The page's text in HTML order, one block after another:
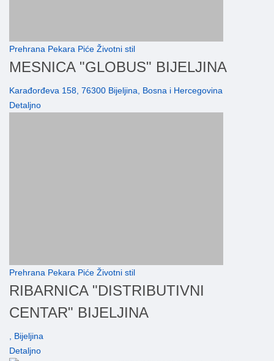
Prehrana Pekara Piće Životni stil
MESNICA "GLOBUS" BIJELJINA
Karađorđeva 158, 76300 Bijeljina, Bosna i Hercegovina
Detaljno
Prehrana Pekara Piće Životni stil
RIBARNICA "DISTRIBUTIVNI
CENTAR" BIJELJINA
, Bijeljina
Detaljno